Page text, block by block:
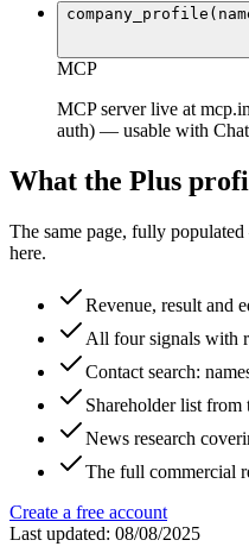
MCP
MCP server live at
auth) — usable with
What the Plus
The same page, fully
here.
Revenue, result and
All four signals with
Contact search:
Shareholder list
News research
The full commercial
Create a free account
Last updated: 08/08/2025